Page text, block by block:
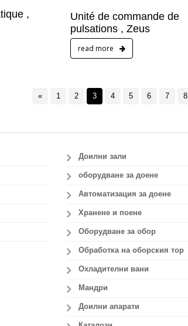
,
Unité de commande de
pulsations , Zeus
read more
« 1 2 3 4 5 6 7 8
Доилни зали
оборудване за доене
Автоматизация за доене
Хранене и поене
Оборудване за обор
Обработка на оборския тор
Охладителни вани
Мандри
Доилни апарати